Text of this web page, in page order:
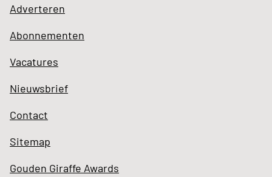
Adverteren
Abonnementen
Vacatures
Nieuwsbrief
Contact
Sitemap
Gouden Giraffe Awards